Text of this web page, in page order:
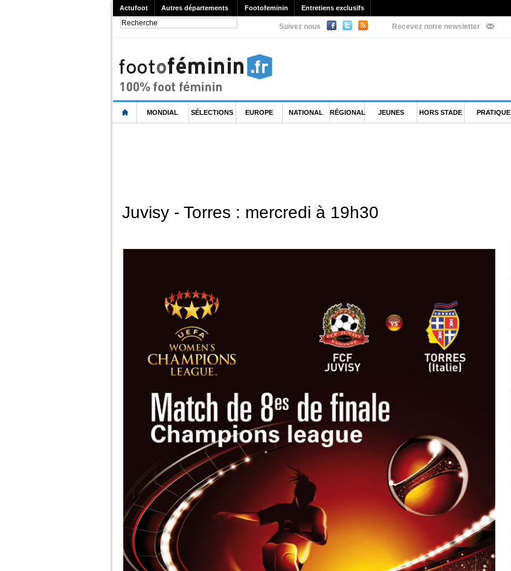
Actufoot Autres départements Footofeminin Entretiens exclusifs
Suivez nous Recevez notre newsletter
MONDIAL SÉLECTIONS EUROPE NATIONAL RÉGIONAL JEUNES HORS STADE PRATIQUE
Juvisy - Torres : mercredi à 19h30